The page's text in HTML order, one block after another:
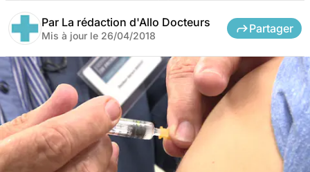
Par La rédaction d'Allo Docteurs
Mis à jour le 26/04/2018
Partager